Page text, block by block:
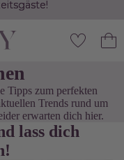
Tipps zum perfekten
Trends rund um
erwarten dich hier.
lass dich